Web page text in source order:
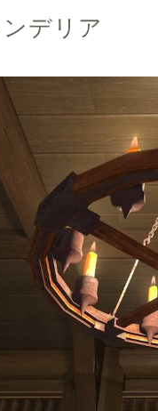
デリア